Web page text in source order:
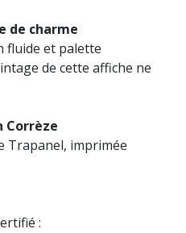
de charme
fluide et palette
de cette affiche ne
Corrèze
Trapanel, imprimée
: